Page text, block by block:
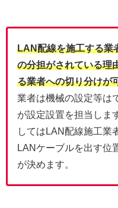
LAN配線を施工する業
の分担がされている理
る業者への切り分けが
業者は機械の設定等は
が設定設置を担当しま
してはLAN配線施工業
LANケーブルを出す位
が決めます。